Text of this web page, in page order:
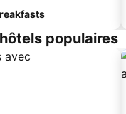
populaires